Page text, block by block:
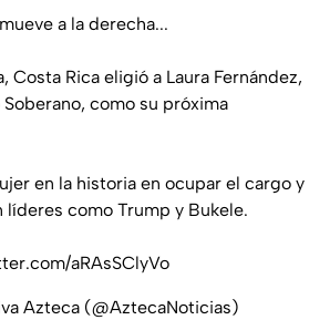
a la derecha...
Costa Rica eligió a Laura Fernández,
como su próxima
en la historia en ocupar el cargo y
líderes como Trump y Bukele.
aRAsSClyVo
Azteca (@AztecaNoticias)